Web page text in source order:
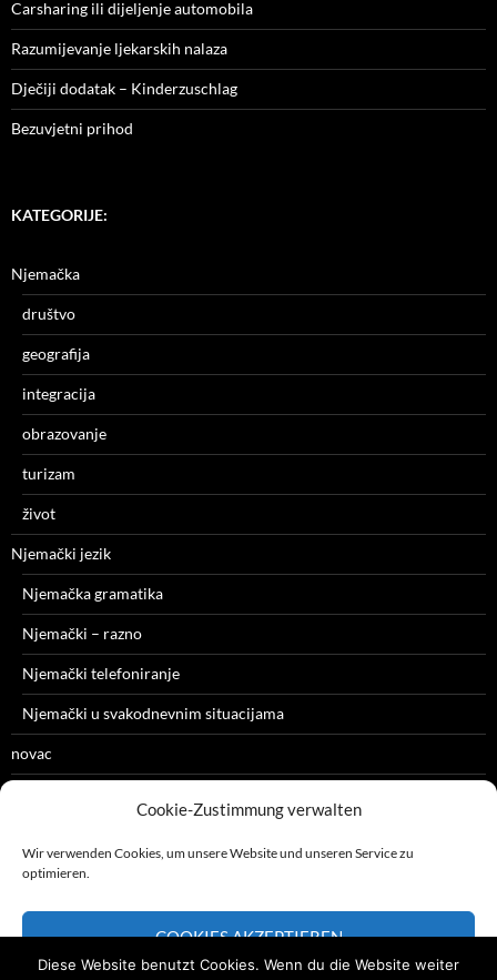
Cookie-Zustimmung verwalten
Wir verwenden Cookies, um unsere Website und unseren Service zu
optimieren.
COOKIES AKZEPTIEREN
Carsharing ili dijeljenje automobila
Razumijevanje ljekarskih nalaza
Dječiji dodatak – Kinderzuschlag
Bezuvjetni prihod
KATEGORIJE:
Njemačka
društvo
geografija
integracija
obrazovanje
turizam
život
Njemački jezik
Njemačka gramatika
Njemački – razno
Njemački telefoniranje
Njemački u svakodnevnim situacijama
novac
glavna strana
Diese Website benutzt Cookies. Wenn du die Website weiter